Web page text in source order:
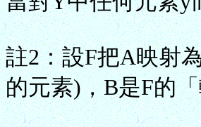
註2：設F把A映射
的元素)，B是F的